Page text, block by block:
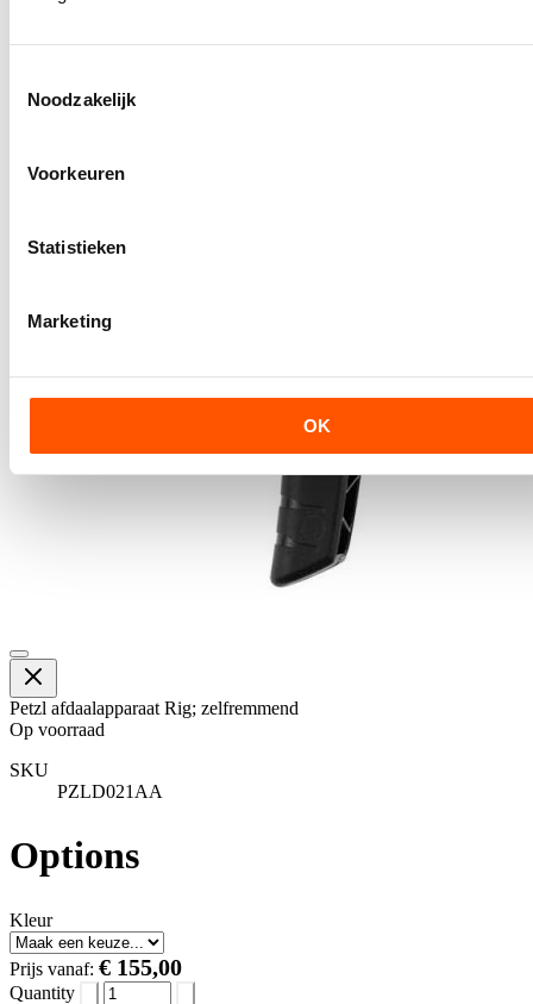
Noodzakelijk
Voorkeuren
Statistieken
Marketing
OK
Petzl afdaalapparaat Rig; zelfremmend
Op voorraad
SKU
PZLD021AA
Options
Kleur
Prijs vanaf: € 155,00
Quantity